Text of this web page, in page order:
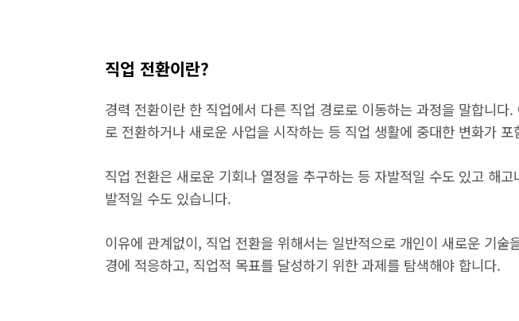
직업 전환이란?
경력 전환이란 한 직업에서 다른 직업 경로로 이동하는 과정을 말합니다
로 전환하거나 새로운 사업을 시작하는 등 직업 생활에 중대한 변화가 포
직업 전환은 새로운 기회나 열정을 추구하는 등 자발적일 수도 있고 해
발적일 수도 있습니다.
이유에 관계없이, 직업 전환을 위해서는 일반적으로 개인이 새로운 기술
경에 적응하고, 직업적 목표를 달성하기 위한 과제를 탐색해야 합니다.